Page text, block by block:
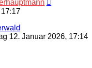
12. Januar 2026, 17:14